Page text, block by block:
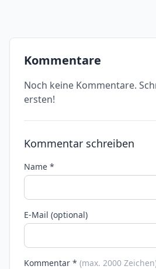
Kommentare
Noch keine Kommentare.
ersten!
Kommentar schreiben
Name *
E-Mail (optional)
Kommentar * (max. 2000